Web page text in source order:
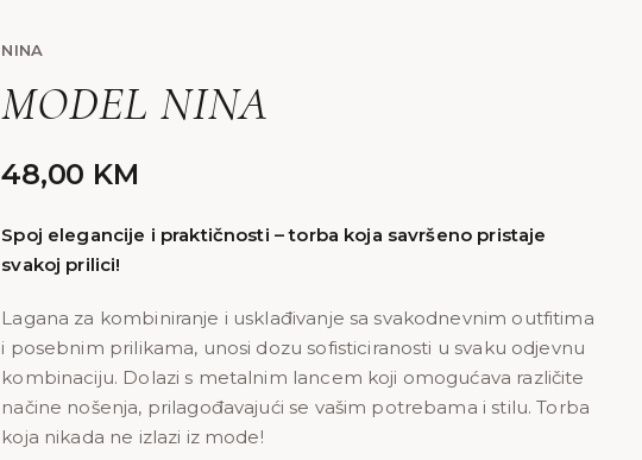
NINA
MODEL NINA
48,00 KM
Spoj elegancije i praktičnosti – torba koja savršeno pristaje
svakoj prilici!
Lagana za kombiniranje i usklađivanje sa svakodnevnim outfitima
i posebnim prilikama, unosi dozu sofisticiranosti u svaku odjevnu
kombinaciju. Dolazi s metalnim lancem koji omogućava različite
načine nošenja, prilagođavajući se vašim potrebama i stilu. Torba
koja nikada ne izlazi iz mode!